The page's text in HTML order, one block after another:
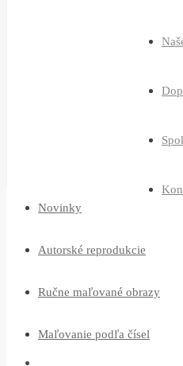
Novinky
Autorské reprodukcie
Ručne maľované obrazy
Maľovanie podľa čísel